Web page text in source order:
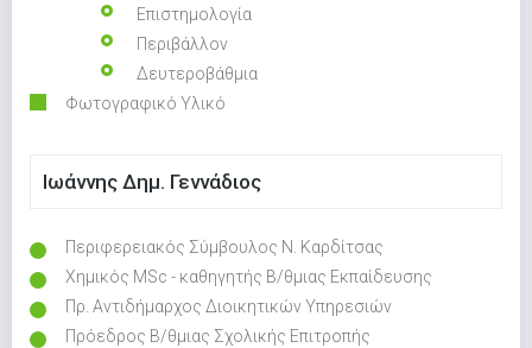
Επιστημολογία
Περιβάλλον
Δευτεροβάθμια
Φωτογραφικό Υλικό
Ιωάννης Δημ. Γεννάδιος
Περιφερειακός Σύμβουλος Ν. Καρδίτσας
Χημικός MSc - καθηγητής Β/θμιας Εκπαίδευσης
Πρ. Αντιδήμαρχος Διοικητικών Υπηρεσιών
Πρόεδρος Β/θμιας Σχολικής Επιτροπής